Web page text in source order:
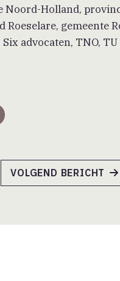
Holland,
Roeselare, gemeente
advocaten, TNO,
VOLGEND BERICHT